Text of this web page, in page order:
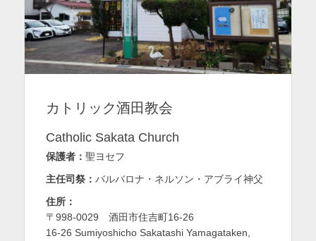
バ
ー
コ
カトリック酒田教会
Catholic Sakata Church
保護者： 聖ヨセフ
主任司祭： バルバロナ・ネルソン・アブライ神父
住所：
〒998-0029 酒田市住吉町16-26
16-26 Sumiyoshicho Sakatashi Yamagataken,